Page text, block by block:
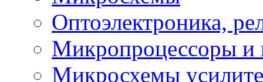
Оптоэлектроника,
Микропроцессоры и
Микросхемы